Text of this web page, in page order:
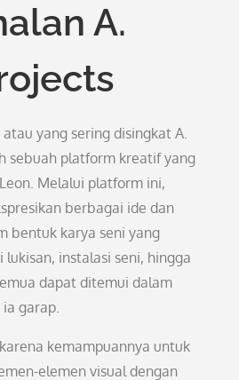
A.
yang sering disingkat A.
sebuah platform kreatif yang
Melalui platform ini,
berbagai ide dan
bentuk karya seni yang
instalasi seni, hingga
dapat ditemui dalam
garap.
kemampuannya untuk
elemen visual dengan